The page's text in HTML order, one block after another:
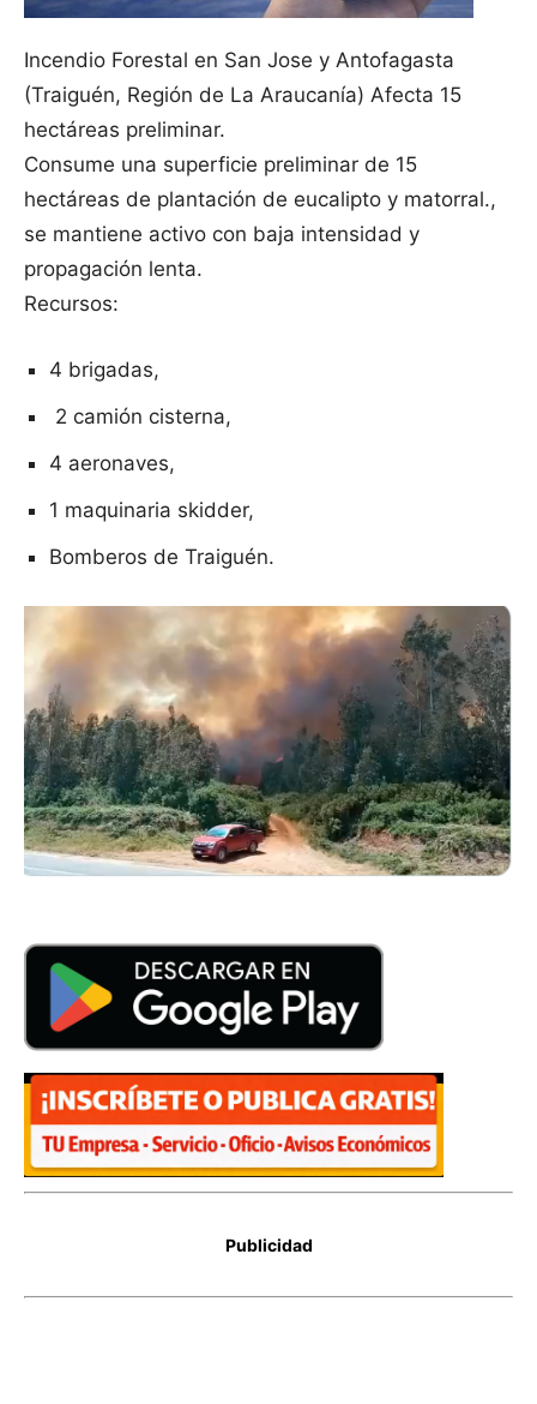
Incendio Forestal en San Jose y Antofagasta
(Traiguén, Región de La Araucanía) Afecta 15
hectáreas preliminar.
Consume una superficie preliminar de 15
hectáreas de plantación de eucalipto y matorral.,
se mantiene activo con baja intensidad y
propagación lenta.
Recursos:
4 brigadas,
2 camión cisterna,
4 aeronaves,
1 maquinaria skidder,
Bomberos de Traiguén.
Publicidad